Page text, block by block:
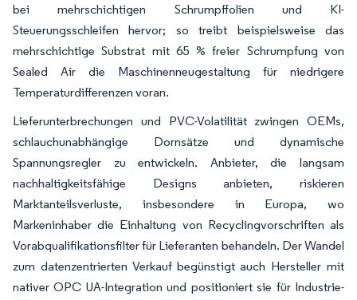
bei mehrschichtigen Schrumpffolien und KI-
Steuerungsschleifen hervor; so treibt beispielsweise das
mehrschichtige Substrat mit 65 % freier Schrumpfung von
Sealed Air die Maschinenneugestaltung für niedrigere
Temperaturdifferenzen voran.
Lieferunterbrechungen und PVC-Volatilität zwingen OEMs,
schlauchunabhängige Dornsätze und dynamische
Spannungsregler zu entwickeln. Anbieter, die langsam
nachhaltigkeitsfähige Designs anbieten, riskieren
Marktanteilsverluste, insbesondere in Europa, wo
Markeninhaber die Einhaltung von Recyclingvorschriften als
Vorabqualifikationsfilter für Lieferanten behandeln. Der Wandel
zum datenzentrierten Verkauf begünstigt auch Hersteller mit
nativer OPC UA-Integration und positioniert sie für Industrie-